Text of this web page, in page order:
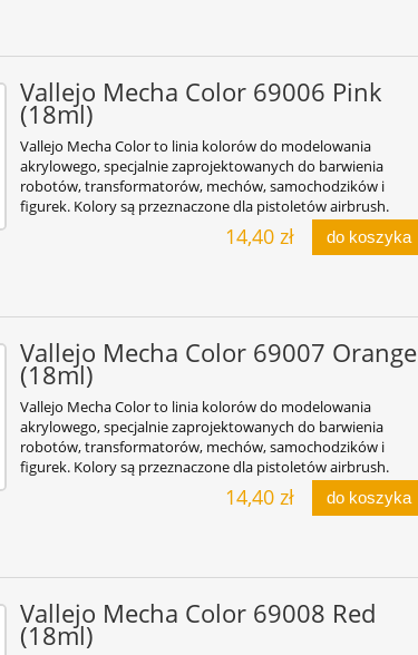
Vallejo Mecha Color 69006 Pink
(18ml)
Vallejo Mecha Color to linia kolorów do modelowania
akrylowego, specjalnie zaprojektowanych do barwienia
robotów, transformatorów, mechów, samochodzików i
figurek. Kolory są przeznaczone dla pistoletów airbrush.
14,40 zł do koszyka
Vallejo Mecha Color 69007 Orange
(18ml)
Vallejo Mecha Color to linia kolorów do modelowania
akrylowego, specjalnie zaprojektowanych do barwienia
robotów, transformatorów, mechów, samochodzików i
figurek. Kolory są przeznaczone dla pistoletów airbrush.
14,40 zł do koszyka
Vallejo Mecha Color 69008 Red
(18ml)